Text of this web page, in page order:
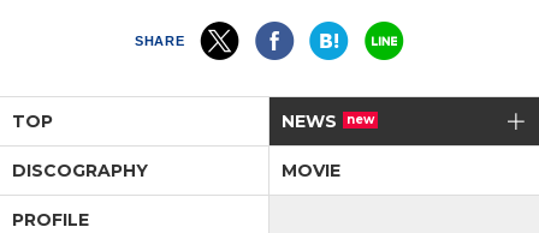
SHARE
TOP NEWS new
DISCOGRAPHY MOVIE
PROFILE